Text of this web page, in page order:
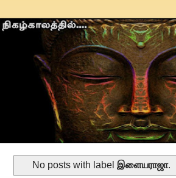
No posts with labelஇளையராஜா.